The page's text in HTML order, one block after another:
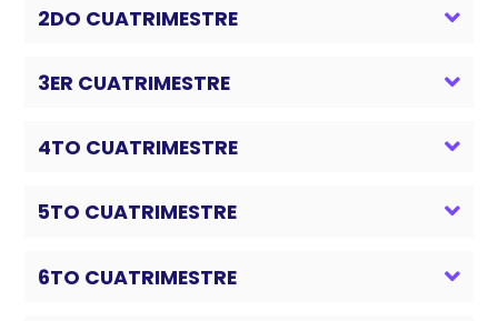
2DO CUATRIMESTRE
3ER CUATRIMESTRE
4TO CUATRIMESTRE
5TO CUATRIMESTRE
6TO CUATRIMESTRE